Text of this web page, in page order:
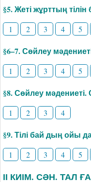
§5. Жеті жұрттың тілін
1 2 3 4 5
§6–7. Сөйлеу
1 2 3 4 5
§8. Сөйлеу
1 2 3 4
§9. Тілі бай дың ойы
1 2 3 4 5
ІІ КИІМ. СӘН. ТАЛ